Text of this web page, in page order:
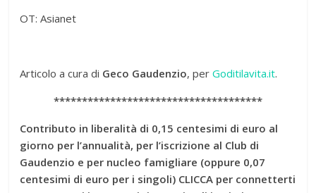
OT: Asianet
Articolo a cura di Geco Gaudenzio, perGoditilavita.it.
*************************************
Contributo in liberalità di 0,15 centesimi di euro al
giorno per l’annualità, per l’iscrizione al Club di
Gaudenzio e per nucleo famigliare (oppure 0,07
centesimi di euro per i singoli) CLICCA per connetterti